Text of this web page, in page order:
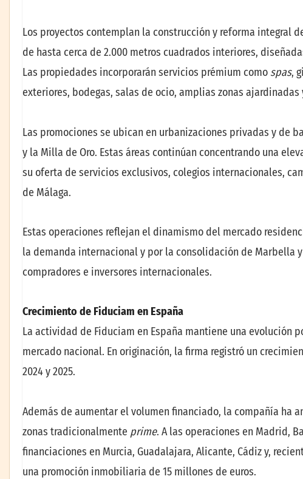
Los proyectos contemplan la construcción y reforma integral
de hasta cerca de 2.000 metros cuadrados interiores,
Las propiedades incorporarán servicios prémium como spas,
exteriores, bodegas, salas de ocio, amplias zonas
Las promociones se ubican en urbanizaciones privadas y de
y la Milla de Oro. Estas áreas continúan concentrando una
su oferta de servicios exclusivos, colegios internacionales,
de Málaga.
Estas operaciones reflejan el dinamismo del mercado
la demanda internacional y por la consolidación de Marbella
compradores e inversores internacionales.
Crecimiento de Fiduciam en España
La actividad de Fiduciam en España mantiene una evolución
mercado nacional. En originación, la firma registró un
2024 y 2025.
Además de aumentar el volumen financiado, la compañía ha
zonas tradicionalmente prime. A las operaciones en Madrid,
financiaciones en Murcia, Guadalajara, Alicante, Cádiz y,
una promoción inmobiliaria de 15 millones de euros.